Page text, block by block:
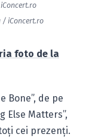
/ iConcert.ro
foto de la
Bone”, de pe
Else Matters”,
cei prezenţi.